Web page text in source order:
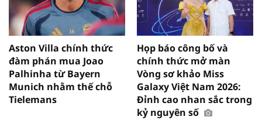
Aston Villa chính thức
đàm phán mua Joao
Palhinha từ Bayern
Munich nhằm thế chỗ
Tielemans
Họp báo công bố và
chính thức mở màn
Vòng sơ khảo Miss
Galaxy Việt Nam 2026:
Đỉnh cao nhan sắc trong
kỷ nguyên số